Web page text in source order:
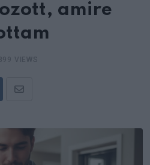
amire
Share
Email